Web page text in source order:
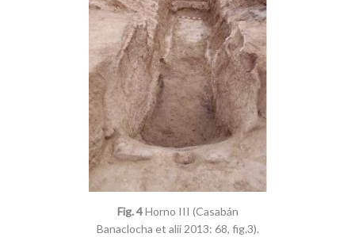
Fig. 4Horno III (Casabán
Banaclocha et alii 2013: 68, fig.3).